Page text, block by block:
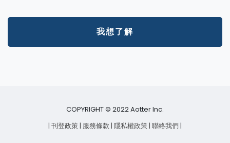
我想了解
COPYRIGHT © 2022 Aotter Inc.
| 刊登政策| 服務條款 | 隱私權政策| 聯絡我們 |